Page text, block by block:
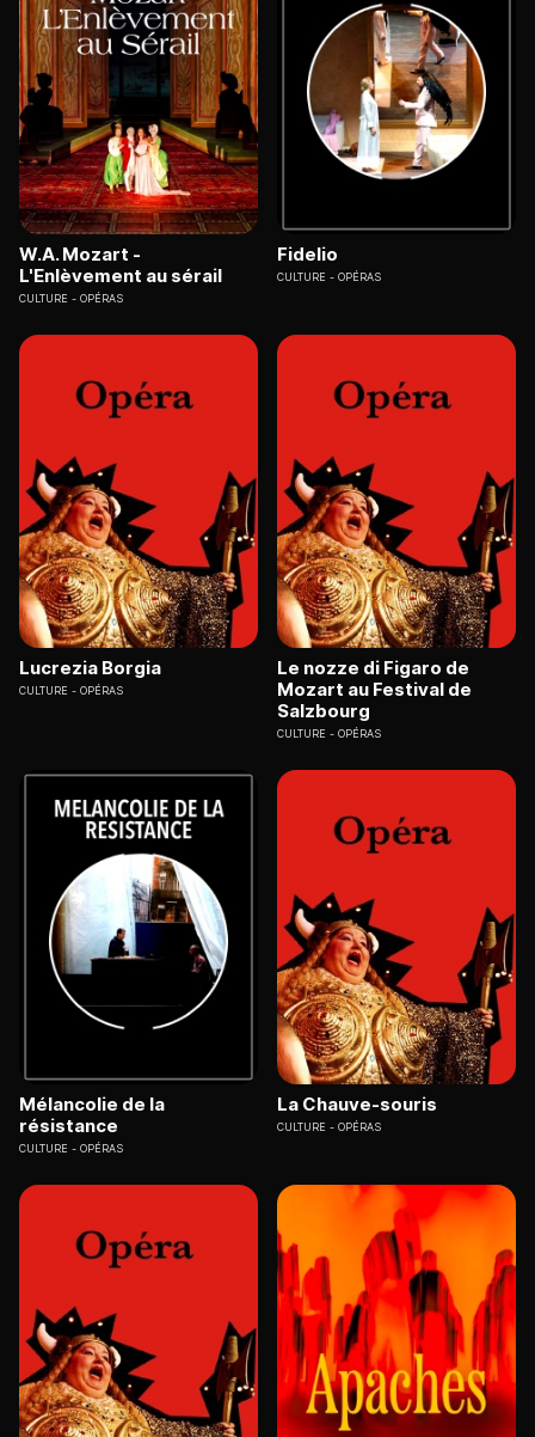
W.A. Mozart -
L'Enlèvement au sérail
CULTURE OPÉRAS
Fidelio
CULTURE OPÉRAS
Lucrezia Borgia
CULTURE OPÉRAS
Le nozze di Figaro de
Mozart au Festival de
Salzbourg
CULTURE OPÉRAS
Mélancolie de la
résistance
CULTURE OPÉRAS
La Chauve-souris
CULTURE OPÉRAS